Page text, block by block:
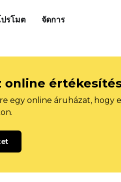
รโมต จัดการ
online
egy online áruházat, hogy